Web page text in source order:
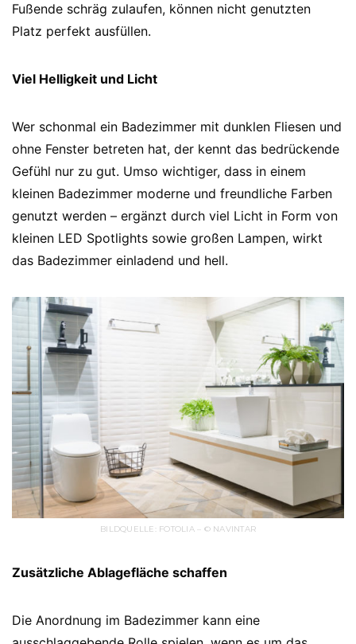
Fußende schräg zulaufen, können nicht genutzten
Platz perfekt ausfüllen.
Viel Helligkeit und Licht
Wer schonmal ein Badezimmer mit dunklen Fliesen und
ohne Fenster betreten hat, der kennt das bedrückende
Gefühl nur zu gut. Umso wichtiger, dass in einem
kleinen Badezimmer moderne und freundliche Farben
genutzt werden – ergänzt durch viel Licht in Form von
kleinen LED Spotlights sowie großen Lampen, wirkt
das Badezimmer einladend und hell.
BILDQUELLE: FOTOLIA – © NAVINTAR
Zusätzliche Ablagefläche schaffen
Die Anordnung im Badezimmer kann eine